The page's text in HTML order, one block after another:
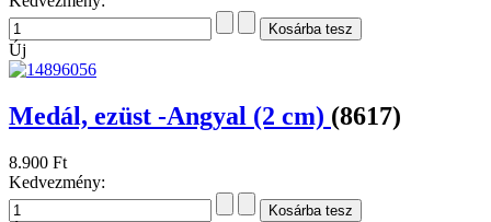
Új
Medál, ezüst -Angyal (2 cm) (8617)
8.900 Ft
Kedvezmény: